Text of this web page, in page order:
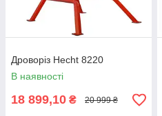
Дроворіз Hecht 8220
В наявності
18 899,10 ₴ 20 999 ₴